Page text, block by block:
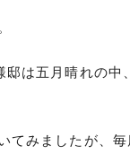
邸は五月晴れの中
てみましたが、